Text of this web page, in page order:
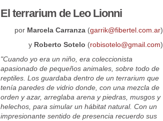
El terrarium de Leo Lionni
por Marcela Carranza(garrik@fibertel.com.ar)
y Roberto Sotelo (robisotelo@gmail.com)
"Cuando yo era un niño, era coleccionista
apasionado de pequeños animales, sobre todo de
reptiles. Los guardaba dentro de un terrarium que
tenía paredes de vidrio donde, con una mezcla de
orden y azar, arreglaba arena y piedras, musgos y
helechos, para simular un hábitat natural. Con un
impresionante sentido de presencia recuerdo sus